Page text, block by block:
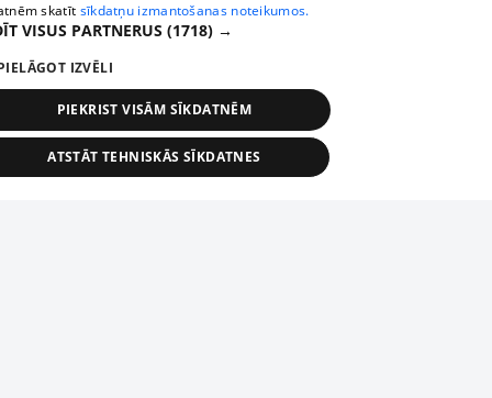
skatīt sīkdatņu izmantošanas noteikumos.
VISUS PARTNERUS (1718) →
IZVĒLI
PIEKRIST VISĀM SĪKDATNĒM
ATSTĀT TEHNISKĀS SĪKDATNES